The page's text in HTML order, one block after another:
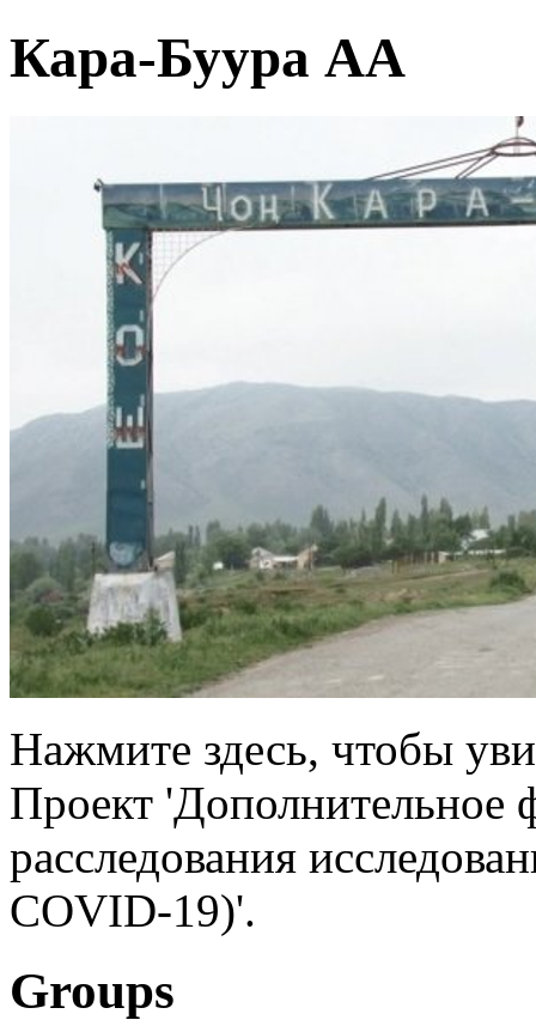
Кара-Буура АА
Нажмите здесь, чтобы
Проект 'Дополнительное
расследования
COVID-19)'.
Groups